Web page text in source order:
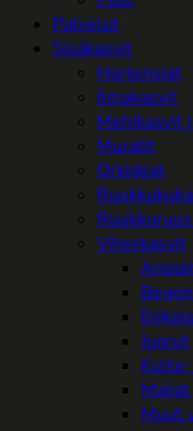
Palvelut
Sisäkasvit
Hortensiat
Ilmakasvit
Mehikasvit
Muratit
Orkideat
Viherkasvit
Juorut
Muut